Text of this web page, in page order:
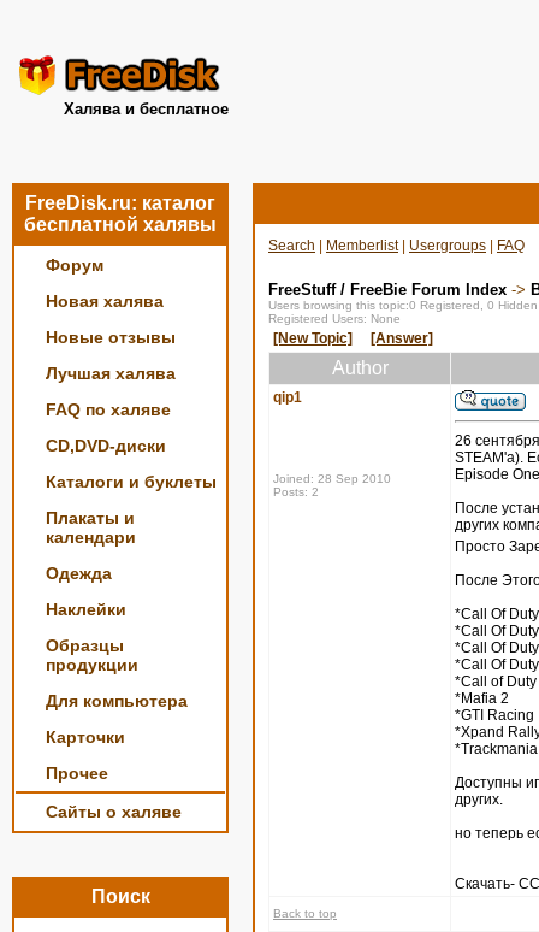
Халява и бесплатное
FreeDisk.ru: каталог
бесплатной халявы
Форум
Новая халява
Новые отзывы
Лучшая халява
FAQ по халяве
CD,DVD-диски
Каталоги и буклеты
Плакаты и
календари
Одежда
Наклейки
Образцы
продукции
Для компьютера
Карточки
Прочее
Сайты о халяве
Поиск
Search Memberlist| Usergroups FAQ
FreeStuff / FreeBie Forum Index ->
Users browsing this topic:0 Registered, 0
Registered Users: None
[New Topic] [Answer]
Author
qip1
Joined: 28 Sep 2010
Posts: 2
26
STEAM'a).
Episode
После
других
Просто
После
*Call Of Duty
*Call Of
*Call Of
*Call Of
*Call of
*Mafia 2
*GTI Racing
*Xpand
Доступны
других.
но теперь
Скачать-
Back to top